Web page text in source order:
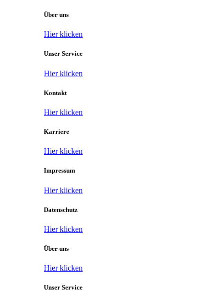
Über uns
Hier klicken
Unser Service
Hier klicken
Kontakt
Hier klicken
Karriere
Hier klicken
Impressum
Hier klicken
Datenschutz
Hier klicken
Über uns
Hier klicken
Unser Service